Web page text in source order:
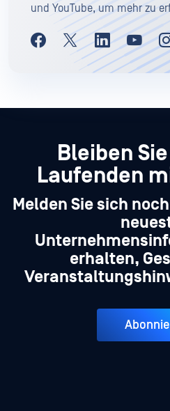
und YouTube, um mehr zu
Bleiben
Laufenden
Melden Sie sich
erhalten,